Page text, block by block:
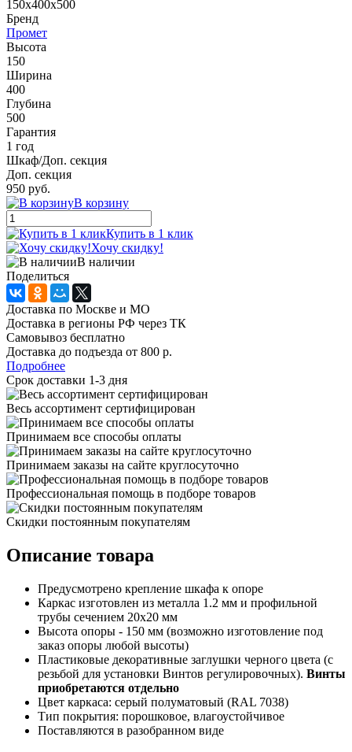
150x400x500
Бренд
Промет
Высота
150
Ширина
400
Глубина
500
Гарантия
1 год
Шкаф/Доп. секция
Доп. секция
950 руб.
В корзину
Купить в 1 клик
Хочу скидку!
В наличии
Поделиться
Доставка по Москве и МО
Доставка в регионы РФ через ТК
Самовывоз бесплатно
Доставка до подъезда от 800 р.
Подробнее
Срок доставки 1-3 дня
Весь ассортимент сертифицирован
Принимаем все способы оплаты
Принимаем заказы на сайте круглосуточно
Профессиональная помощь в подборе товаров
Скидки постоянным покупателям
Описание товара
Предусмотрено крепление шкафа к опоре
Каркас изготовлен из металла 1.2 мм и профильной
трубы сечением 20х20 мм
Высота опоры - 150 мм (возможно изготовление под
заказ опоры любой высоты)
Пластиковые декоративные заглушки черного цвета (с
резьбой для установки Винтов регулировочных). Винты
приобретаются отдельно
Цвет каркаса: серый полуматовый (RAL 7038)
Тип покрытия: порошковое, влагоустойчивое
Поставляются в разобранном виде